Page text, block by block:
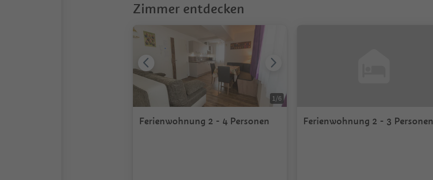
Zimmer entdecken
Ferienwohnung 2 - 4 Personen
1/6
Ferienwohnung 2 - 3 Personen